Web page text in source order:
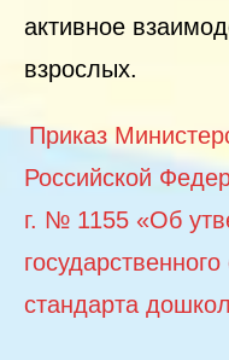
активное
взрослых.
Приказ
Российской
г. № 1155 «Об
стандарта